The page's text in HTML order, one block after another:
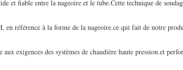
et fiable entre la nageoire et le tube.Cette technique de
en référence à la forme de la nageoire.ce qui fait de notre
exigences des systèmes de chaudière haute pression.et